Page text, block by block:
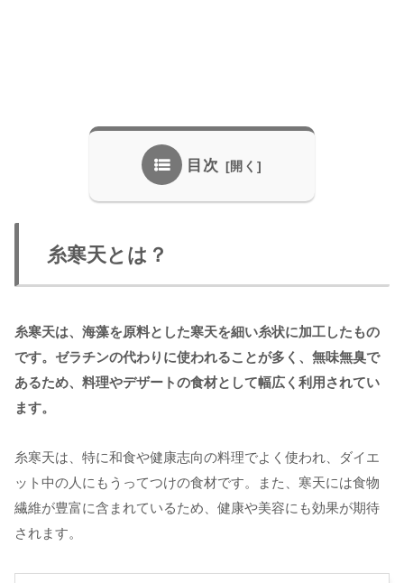
目次
糸寒天とは？
糸寒天は、海藻を原料とした寒天を細い糸状に加工したもの
です。ゼラチンの代わりに使われることが多く、無味無臭で
あるため、料理やデザートの食材として幅広く利用されてい
ます。
糸寒天は、特に和食や健康志向の料理でよく使われ、ダイエ
ット中の人にもうってつけの食材です。また、寒天には食物
繊維が豊富に含まれているため、健康や美容にも効果が期待
されます。